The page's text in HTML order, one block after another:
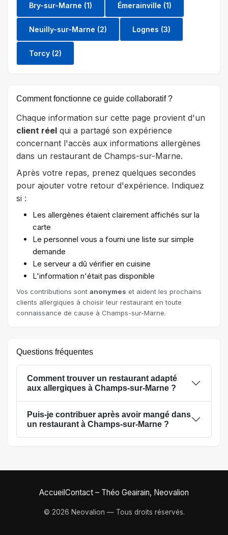
Bry-sur-Marne (1) Émerainville (1)
Neuilly-sur-Marne (2) Lognes (3)
Torcy (2)
Comment fonctionne ce guide collaboratif ?
Chaque information sur cette page provient d'un
client réel qui a partagé son expérience
concernant l'accès aux informations allergènes
dans un restaurant de Champs-sur-Marne.
Après votre repas, prenez quelques secondes
pour ajouter votre retour d'expérience. Indiquez
si :
Les allergènes étaient clairement affichés sur la
carte
Le personnel vous a fourni une liste sur simple
demande
Le serveur a dû vérifier en cuisine
L'information n'était pas disponible
Vos contributions sont anonymes et aident les prochains
clients allergiques à choisir leur restaurant en toute
connaissance de cause à Champs-sur-Marne.
Questions fréquentes
Comment trouver un restaurant adapté
aux allergiques à Champs-sur-Marne ?
Puis-je contribuer après avoir mangé dans
un restaurant à Champs-sur-Marne ?
AccueilContact – Théo Geairain, Neovalion
© 2026 Neovalion — Tous droits réservés.